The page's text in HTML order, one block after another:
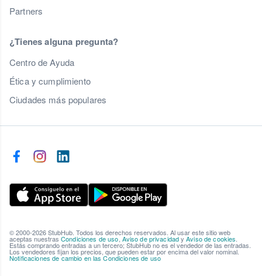
Partners
¿Tienes alguna pregunta?
Centro de Ayuda
Ética y cumplimiento
Ciudades más populares
© 2000-2026 StubHub. Todos los derechos reservados. Al usar este sitio web
aceptas nuestras Condiciones de uso, Aviso de privacidadyAviso de cookies.
Estás comprando entradas a un tercero; StubHub no es el vendedor de las entradas.
Los vendedores fijan los precios, que pueden estar por encima del valor nominal.
Notificaciones de cambio en las Condiciones de uso